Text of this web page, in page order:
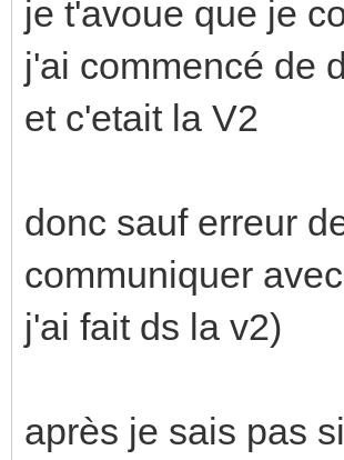
je t'avoue que je
j'ai commencé de
et c'etait la V2
donc sauf erreur
communiquer
j'ai fait ds la v2)
après je sais pas